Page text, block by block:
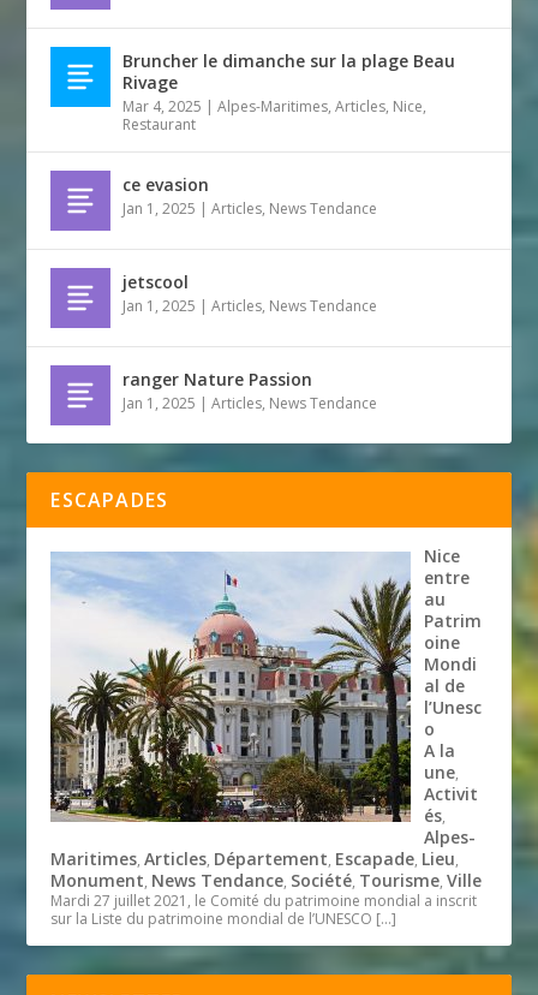
Bruncher le dimanche sur la plage Beau
Rivage
Mar 4, 2025 |Alpes-Maritimes,Articles, Nice,
Restaurant
ce evasion
Jan 1, 2025 |Articles, News Tendance
jetscool
Jan 1, 2025 |Articles, News Tendance
ranger Nature Passion
Jan 1, 2025 |Articles, News Tendance
ESCAPADES
Nice
entre
au
Patrim
oine
Mondi
al de
l’Unesc
o
A la
une,
Activit
és,
Alpes-
Maritimes,Articles, Département, Escapade, Lieu,
Monument, News Tendance, Société, Tourisme,Ville
Mardi 27 juillet 2021, le Comité du patrimoine mondial a inscrit
sur la Liste du patrimoine mondial de l’UNESCO […]